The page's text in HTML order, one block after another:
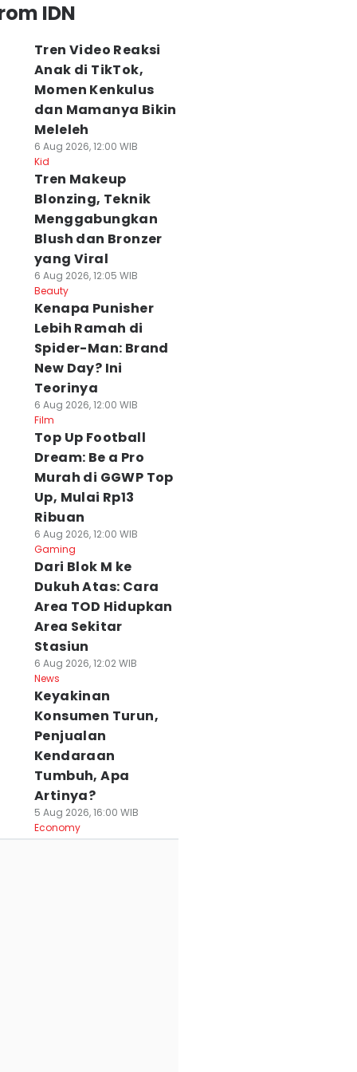
IDN
Tren Video Reaksi
Anak di TikTok,
Momen Kenkulus
dan Mamanya Bikin
Meleleh
6 Aug 2026, 12:00 WIB
Kid
Tren Makeup
Blonzing, Teknik
Menggabungkan
Blush dan Bronzer
yang Viral
6 Aug 2026, 12:05 WIB
Beauty
Kenapa Punisher
Lebih Ramah di
Spider-Man: Brand
New Day? Ini
Teorinya
6 Aug 2026, 12:00 WIB
Film
Top Up Football
Dream: Be a Pro
Murah di GGWP Top
Up, Mulai Rp13
Ribuan
6 Aug 2026, 12:00 WIB
Gaming
Dari Blok M ke
Dukuh Atas: Cara
Area TOD Hidupkan
Area Sekitar
Stasiun
6 Aug 2026, 12:02 WIB
News
Keyakinan
Konsumen Turun,
Penjualan
Kendaraan
Tumbuh, Apa
Artinya?
5 Aug 2026, 16:00 WIB
Economy